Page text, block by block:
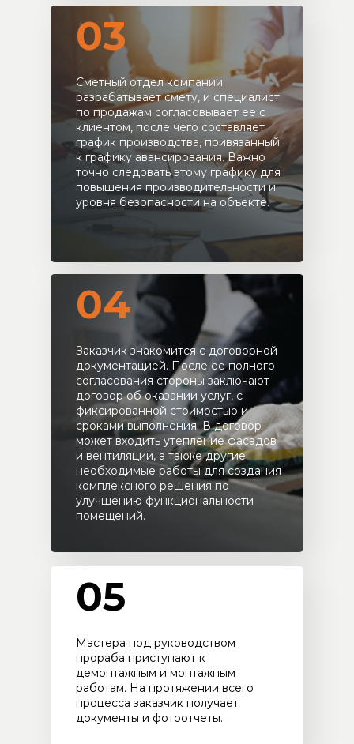
Сметный отдел компании
разрабатывает смету, и специалист
по продажам согласовывает ее с
клиентом, после чего составляет
график производства, привязанный
к графику авансирования. Важно
точно следовать этому графику для
повышения производительности и
уровня безопасности на объекте.
03
Заказчик знакомится с договорной
документацией. После ее полного
согласования стороны заключают
договор об оказании услуг, с
фиксированной стоимостью и
сроками выполнения. В договор
может входить утепление фасадов
и вентиляции, а также другие
необходимые работы для создания
комплексного решения по
улучшению функциональности
помещений.
Мастера под руководством
прораба приступают к
демонтажным и монтажным
работам. На протяжении всего
процесса заказчик получает
документы и фотоотчеты.
04
05